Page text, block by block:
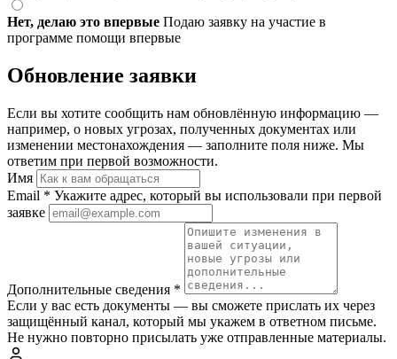
Нет, делаю это впервые Подаю заявку на участие в
программе помощи впервые
Обновление заявки
Если вы хотите сообщить нам обновлённую информацию —
например, о новых угрозах, полученных документах или
изменении местонахождения — заполните поля ниже. Мы
ответим при первой возможности.
Имя
Email * Укажите адрес, который вы использовали при первой
заявке
Дополнительные сведения *
Если у вас есть документы — вы сможете прислать их через
защищённый канал, который мы укажем в ответном письме.
Не нужно повторно присылать уже отправленные материалы.